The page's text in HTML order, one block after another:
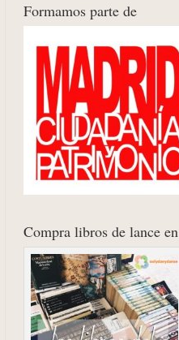
Formamos parte de
Compra libros de lance en